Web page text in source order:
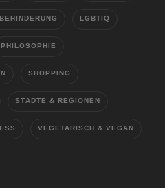
LGBTIQ
PHILOSOPHIE
SHOPPING
STÄDTE & REGIONEN
VEGETARISCH & VEGAN